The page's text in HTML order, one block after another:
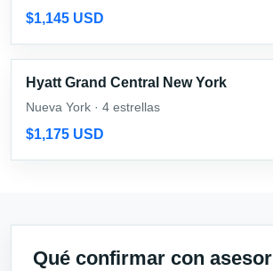
$1,145 USD
Hyatt Grand Central New York
Nueva York · 4 estrellas
$1,175 USD
Qué confirmar con asesor